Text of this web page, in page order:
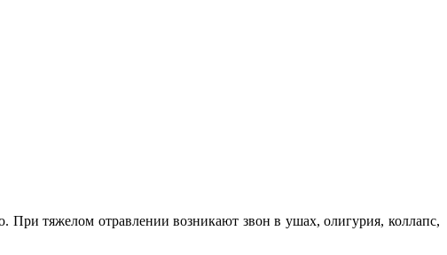
При тяжелом отравлении возникают звон в ушах, олигурия, коллапс,